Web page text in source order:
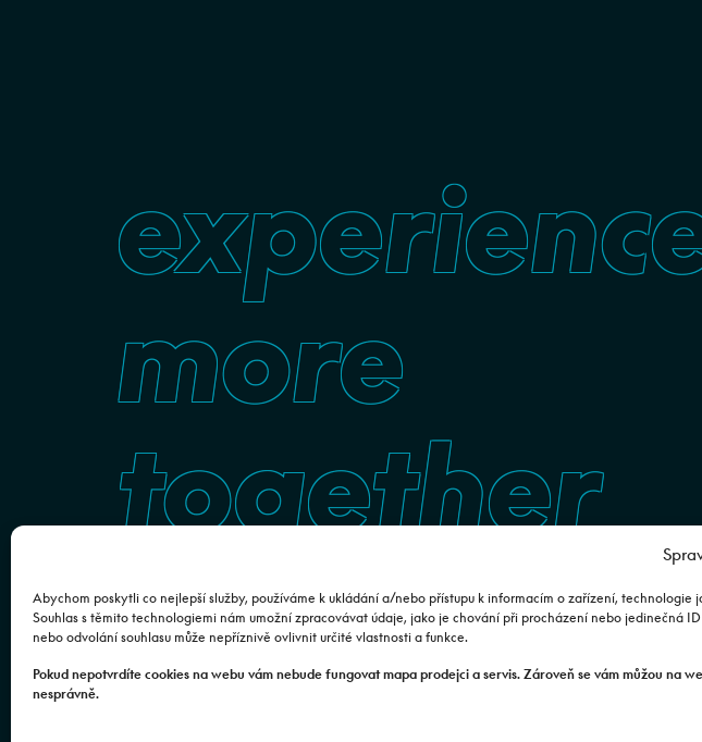
Abychom poskytli co nejlepší služby, používáme k ukládání a/nebo přístupu k informacím o zařízení, technologie
Souhlas s těmito technologiemi nám umožní zpracovávat údaje, jako je chování při procházení nebo jedinečná
nebo odvolání souhlasu může nepříznivě ovlivnit určité vlastnosti a funkce.
Pokud nepotvrdíte cookies na webu vám nebude fungovat mapa prodejci a servis. Zároveň se vám můžou na
nesprávně.
more
together